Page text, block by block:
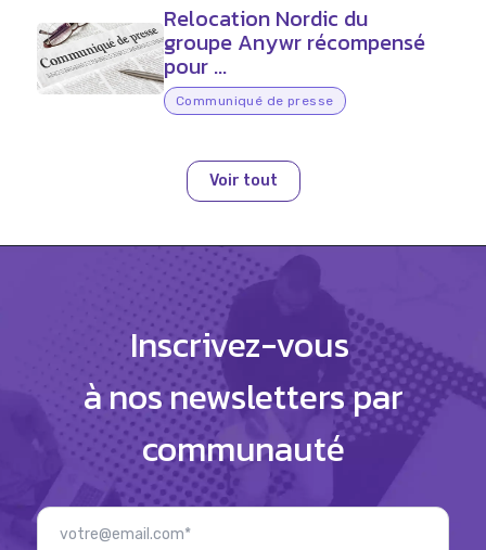
Relocation Nordic du
groupe Anywr récompensé
pour ...
Communiqué de presse
Voir tout
Inscrivez-vous
à nos newsletters par
communauté